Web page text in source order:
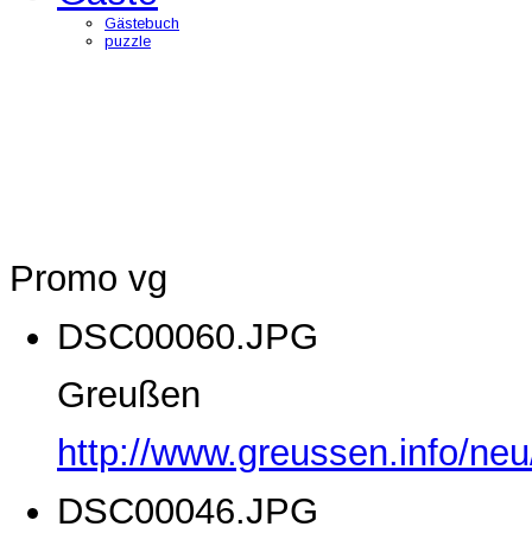
Gästebuch
puzzle
Promo vg
DSC00060.JPG
Greußen
http://www.greussen.info/
DSC00046.JPG